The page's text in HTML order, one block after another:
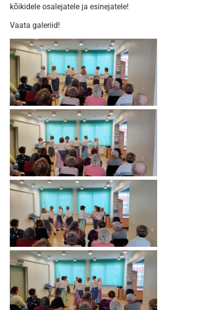
kõikidele osalejatele ja esinejatele!
Vaata galeriid!